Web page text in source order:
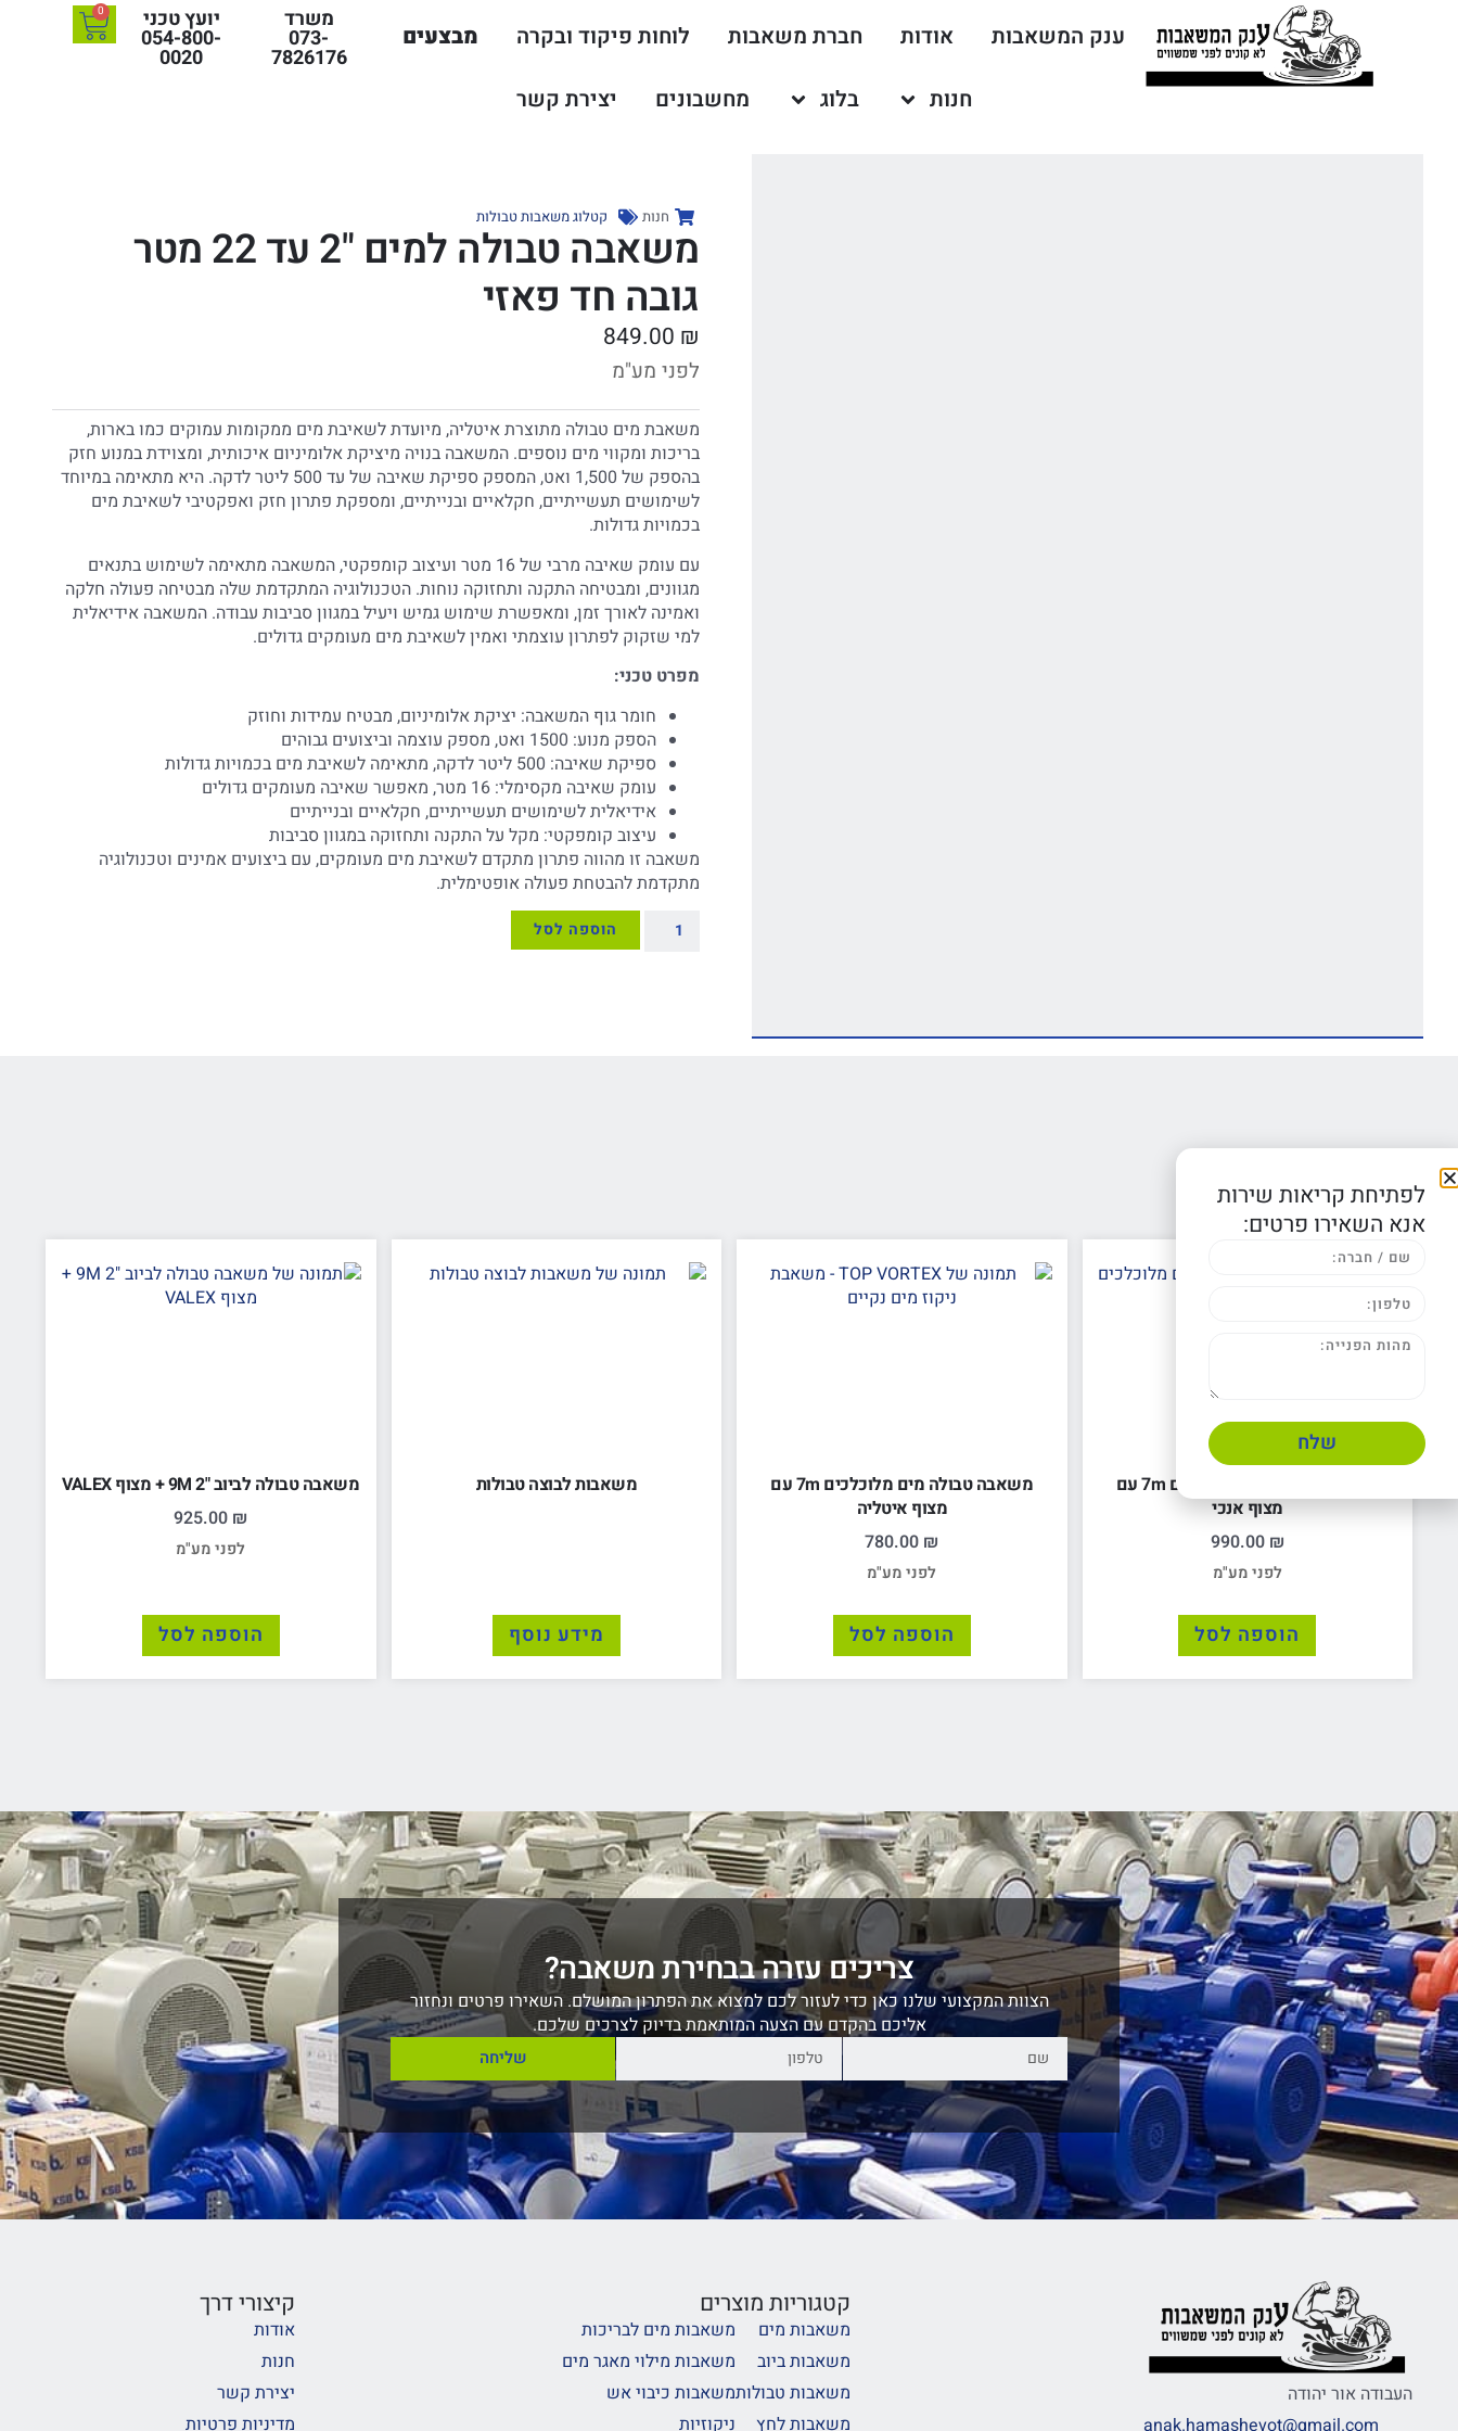
ענק המשאבות אודות חברת משאבות לוחות פיקוד ובקרה
מבצעים
חנות
בלוג מחשבונים יצירת קשר
משרד
073-
7826176
יועץ טכני
054-800-
0020
0
חנות קטלוג משאבות טבולות
משאבה טבולה למים "2 עד 22 מטר
גובה חד פאזי
849.00 ₪
לפני מע"מ
משאבת מים טבולה מתוצרת איטליה, מיועדת לשאיבת מים ממקומות עמוקים כמו בארות,
בריכות ומקווי מים נוספים. המשאבה בנויה מיציקת אלומיניום איכותית, ומצוידת במנוע חזק
בהספק של 1,500 ואט, המספק ספיקת שאיבה של עד 500 ליטר לדקה. היא מתאימה במיוחד
לשימושים תעשייתיים, חקלאיים ובנייתיים, ומספקת פתרון חזק ואפקטיבי לשאיבת מים
בכמויות גדולות.
עם עומק שאיבה מרבי של 16 מטר ועיצוב קומפקטי, המשאבה מתאימה לשימוש בתנאים
מגוונים, ומבטיחה התקנה ותחזוקה נוחות. הטכנולוגיה המתקדמת שלה מבטיחה פעולה חלקה
ואמינה לאורך זמן, ומאפשרת שימוש גמיש ויעיל במגוון סביבות עבודה. המשאבה אידיאלית
למי שזקוק לפתרון עוצמתי ואמין לשאיבת מים מעומקים גדולים.
מפרט טכני:
חומר גוף המשאבה: יציקת אלומיניום, מבטיח עמידות וחוזק
הספק מנוע: 1500 ואט, מספק עוצמה וביצועים גבוהים
ספיקת שאיבה: 500 ליטר לדקה, מתאימה לשאיבת מים בכמויות גדולות
עומק שאיבה מקסימלי: 16 מטר, מאפשר שאיבה מעומקים גדולים
אידיאלית לשימושים תעשייתיים, חקלאיים ובנייתיים
עיצוב קומפקטי: מקל על התקנה ותחזוקה במגוון סביבות
משאבה זו מהווה פתרון מתקדם לשאיבת מים מעומקים, עם ביצועים אמינים וטכנולוגיה
מתקדמת להבטחת פעולה אופטימלית.
הוספה לסל
מוצרים קשורים
משאבה טבולה מים מלוכלכים 7m עם
מצוף אנכי
990.00 ₪
לפני מע"מ
הוספה לסל
משאבה טבולה מים מלוכלכים 7m עם
מצוף איטליה
780.00 ₪
לפני מע"מ
הוספה לסל
משאבות לבוצה טבולות
מידע נוסף
משאבה טבולה לביוב "2 9M + מצוף VALEX
925.00 ₪
לפני מע"מ
הוספה לסל
צריכים עזרה בבחירת משאבה?
הצוות המקצועי שלנו כאן כדי לעזור לכם למצוא את הפתרון המושלם. השאירו פרטים ונחזור
אליכם בהקדם עם הצעה המותאמת בדיוק לצרכים שלכם.
שליחה
העבודה אור יהודה
anak.hamashevot@gmail.com
קטגוריות מוצרים
משאבות מים
משאבות ביוב
משאבות טבולות
משאבות לחץ
משאבות מים לבריכות
משאבות מילוי מאגר מים
משאבות כיבוי אש
ניקוזיות
קיצורי דרך
אודות
חנות
יצירת קשר
מדיניות פרטיות
לפתיחת קריאות שירות
אנא השאירו פרטים:
שלח